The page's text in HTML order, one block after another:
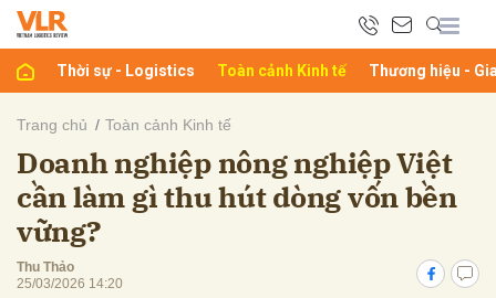
Thời sự - Logistics Toàn cảnh Kinh tế Thương hiệu -
Trang chủ Toàn cảnh Kinh tế
Doanh nghiệp nông nghiệp Việt
cần làm gì thu hút dòng vốn bền
vững?
Thu Thảo
25/03/2026 14:20
luận